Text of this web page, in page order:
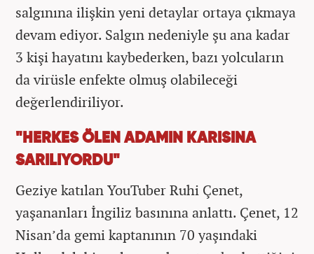
salgınına ilişkin yeni detaylar ortaya çıkmaya
devam ediyor. Salgın nedeniyle şu ana kadar
3 kişi hayatını kaybederken, bazı yolcuların
da virüsle enfekte olmuş olabileceği
değerlendiriliyor.
"HERKES ÖLEN ADAMIN KARISINA
SARILIYORDU"
Geziye katılan YouTuber Ruhi Çenet,
yaşananları İngiliz basınına anlattı. Çenet, 12
Nisan’da gemi kaptanının 70 yaşındaki